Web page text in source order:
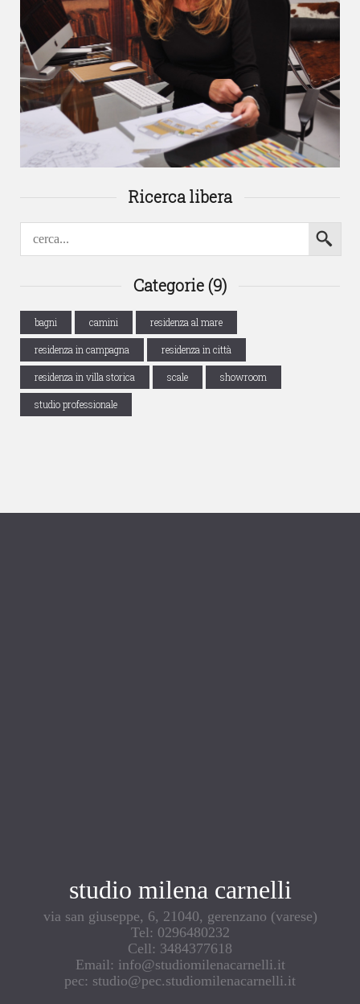
Ricerca libera
Categorie (9)
bagni camini residenza al mare
residenza in campagna residenza in città
residenza in villa storica scale showroom
studio professionale
studio milena carnelli
via san giuseppe, 6, 21040, gerenzano (varese)
Tel: 0296480232
Cell: 3484377618
Email: info@studiomilenacarnelli.it
pec: studio@pec.studiomilenacarnelli.it